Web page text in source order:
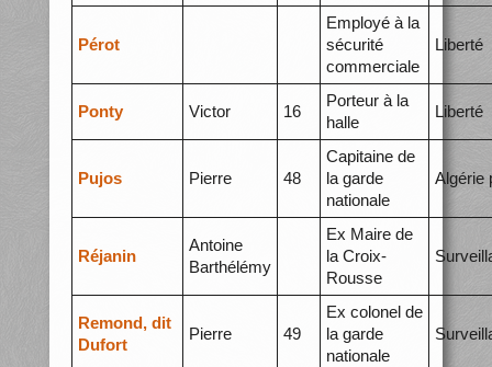
Pérot
Employé à la
sécurité
commerciale
Liberté
Ponty Victor 16
Porteur à la
halle
Liberté
Pujos Pierre 48
Capitaine de
la garde
nationale
Algérie
Réjanin
Antoine
Barthélémy
Ex Maire de
la Croix-
Rousse
Remond, dit
Dufort
Pierre 49
Ex colonel de
la garde
nationale